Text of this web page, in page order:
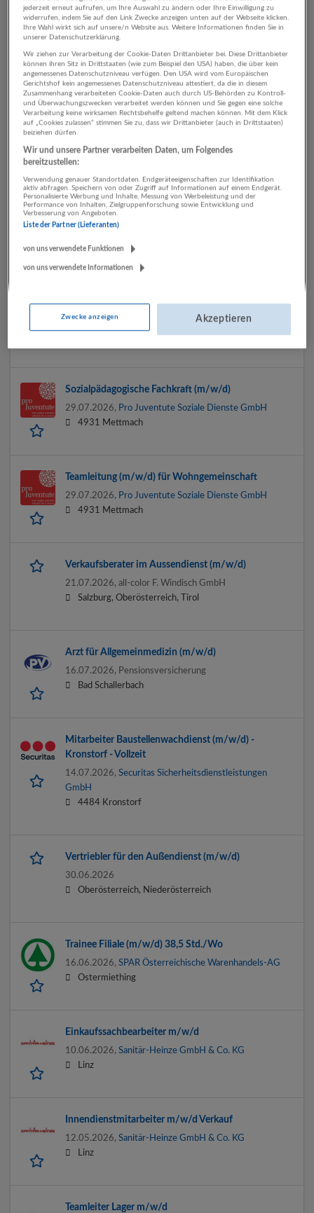
31.07.2026,
Iro & Partners Personal- und
Managementberatung GmbH.
5360 St. Wolfgang im Salzkammergut
Kundendiensttechniker (m/w/d) Gewerbe - Linz
29.07.2026, Miele Gesellschaft m.b.H.
Kundendiensttechniker (m/w/d) Haushalt -
Oberösterreich
29.07.2026,
29.07.2026,Miele Gesellschaft m.b.H.
Wals-Siezenheim, Salzburg, Oberösterreich, Tirol,
Vorarlberg, Wien, Niederösterreich
Sozialpädagogische Fachkraft (m/w/d)
29.07.2026, Pro Juventute Soziale Dienste GmbH
4931 Mettmach
Teamleitung (m/w/d) für Wohngemeinschaft
29.07.2026, Pro Juventute Soziale Dienste GmbH
4931 Mettmach
Verkaufsberater im Aussendienst (m/w/d)
21.07.2026, all-color F. Windisch GmbH
Salzburg, Oberösterreich, Tirol
Arzt für Allgemeinmedizin (m/w/d)
16.07.2026, Pensionsversicherung
Bad Schallerbach
Mitarbeiter Baustellenwachdienst (m/w/d) -
Kronstorf - Vollzeit
14.07.2026, Securitas Sicherheitsdienstleistungen
GmbH
4484 Kronstorf
Vertriebler für den Außendienst (m/w/d)
30.06.2026
Oberösterreich, Niederösterreich
Trainee Filiale (m/w/d) 38,5 Std./Wo
16.06.2026, SPAR Österreichische Warenhandels-AG
Ostermiething
Einkaufssachbearbeiter m/w/d
10.06.2026, Sanitär-Heinze GmbH & Co. KG
Linz
Innendienstmitarbeiter m/w/d Verkauf
12.05.2026, Sanitär-Heinze GmbH & Co. KG
Linz
Teamleiter Lager m/w/d
jederzeit erneut aufrufen, um Ihre Auswahl zu ändern oder Ihre Einwilligung zu
widerrufen, indem Sie auf den Link Zwecke anzeigen unten auf der Webseite klicken.
Ihre Wahl wirkt sich auf unsere/n Website aus. Weitere Informationen finden Sie in
unserer Datenschutzerklärung.
Wir ziehen zur Verarbeitung der Cookie-Daten Drittanbieter bei. Diese Drittanbieter
können ihren Sitz in Drittstaaten (wie zum Beispiel den USA) haben, die über kein
angemessenes Datenschutzniveau verfügen. Den USA wird vom Europäischen
Gerichtshof kein angemessenes Datenschutzniveau attestiert, da die in diesem
Zusammenhang verarbeiteten Cookie-Daten auch durch US-Behörden zu Kontroll-
und Überwachungszwecken verarbeitet werden können und Sie gegen eine solche
Verarbeitung keine wirksamen Rechtsbehelfe geltend machen können. Mit dem Klick
auf „Cookies zulassen“ stimmen Sie zu, dass wir Drittanbieter (auch in Drittstaaten)
beiziehen dürfen.
Wir und unsere Partner verarbeiten Daten, um Folgendes
bereitzustellen:
Verwendung genauer Standortdaten. Endgeräteeigenschaften zur Identifikation
aktiv abfragen. Speichern von oder Zugriff auf Informationen auf einem Endgerät.
Personalisierte Werbung und Inhalte, Messung von Werbeleistung und der
Performance von Inhalten, Zielgruppenforschung sowie Entwicklung und
Verbesserung von Angeboten.
Liste der Partner (Lieferanten)
von uns verwendete Funktionen
von uns verwendete Informationen
Zwecke anzeigen Akzeptieren